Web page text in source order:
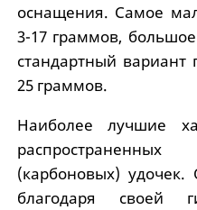
оснащения. Самое
3-17 граммов,
стандартный вариант
25 граммов.
Наиболее лучшие
(карбоновых)
благодаря своей